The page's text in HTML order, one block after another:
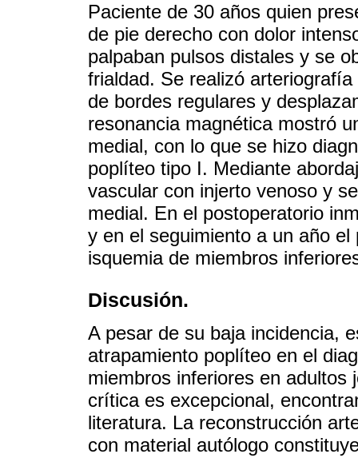
Paciente de 30 años quien
de pie derecho con dolor
palpaban pulsos distales y se
frialdad. Se realizó
de bordes regulares y
resonancia magnética mostró
medial, con lo que se hizo
poplíteo tipo I. Mediante
vascular con injerto venoso y
medial. En el postoperatorio
y en el seguimiento a un año
isquemia de miembros
Discusión.
A pesar de su baja incidencia,
atrapamiento poplíteo en el
miembros inferiores en adultos
crítica es excepcional,
literatura. La reconstrucción
con material autólogo